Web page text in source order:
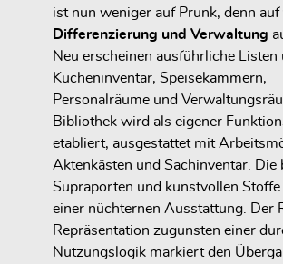
ist nun weniger auf Prunk, denn auf
Differenzierung und Verwaltung
Neu erscheinen ausführliche Listen
Kücheninventar, Speisekammern,
Personalräume und
Bibliothek wird als eigener
etabliert, ausgestattet mit
Aktenkästen und Sachinventar. Die
Supraporten und kunstvollen Stoffe
einer nüchternen Ausstattung. Der
Repräsentation zugunsten einer
Nutzungslogik markiert den